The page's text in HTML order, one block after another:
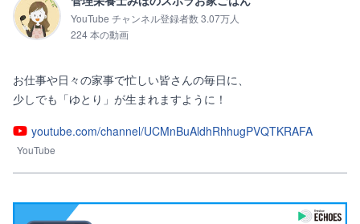
YouTube チャンネル登録者数 3.07万人
224 本の動画
お仕事や日々の家事で忙しい皆さんの毎日に、
少しでも「ゆとり」が生まれますように！
youtube.com/channel/UCMnBuAldhRhhugPVQTKRAFA
YouTube